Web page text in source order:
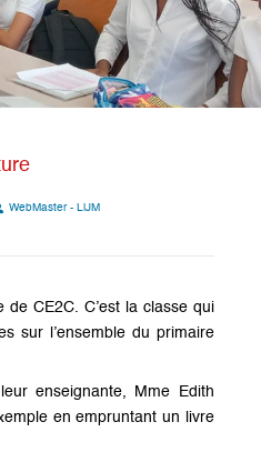
WebMaster - LiJM
CE2C. C’est la classe qui
sur l’ensemble du primaire
enseignante, Mme Edith
en empruntant un livre